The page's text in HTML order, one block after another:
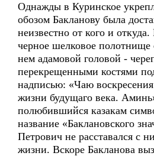
Однажды в Куринское
обозом Бакланову была
неизвестно от кого и
черное шелковое
нем адамовой головой -
перекрещенными костями
надписью: «Чаю
жизни будущаго века.
полюбившийся казакам
название «Баклановского
Петрович не расставался с
жизни. Вскоре Бакланова